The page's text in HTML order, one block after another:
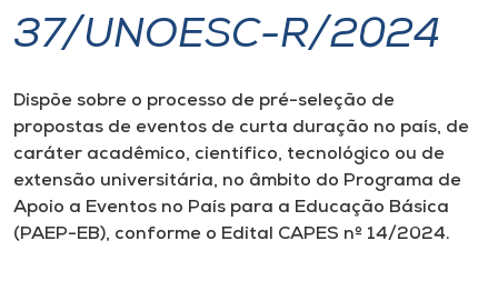
I.nova
Diplomados
Cultura
CPA
37/UNOESC-R/2024
Dispõe sobre o processo de pré-seleção de
propostas de eventos de curta duração no país, de
caráter acadêmico, científico, tecnológico ou de
extensão universitária, no âmbito do Programa de
Apoio a Eventos no País para a Educação Básica
(PAEP-EB), conforme o Edital CAPES nº 14/2024.